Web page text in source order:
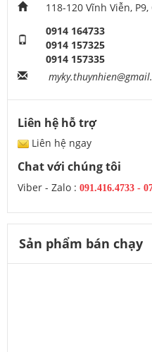
118-120 Vĩnh Viễn, P9,
0914 164733
0914 157325
0914 157335
Liên hệ hỗ trợ
Liên hệ ngay
Chat với chúng tôi
Viber - Zalo : 091.416.4733 -
Sản phẩm bán chạy